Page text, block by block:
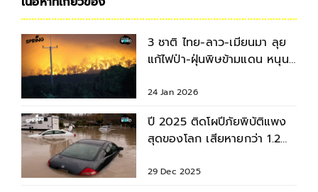
3 ชาติ ไทย-ลาว-เมียนมา ลุย
แก้ไฟป่า-ฝุ่นพิษข้ามแดน หนุน
24 Jan 2026
ปี 2025 ติดโผปีภัยพิบัติแพง
สุดของโลก เสียหายกว่า 1.2
29 Dec 2025